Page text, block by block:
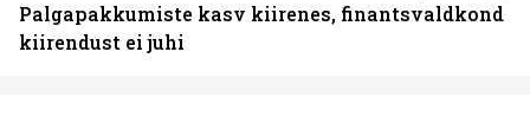
Palgapakkumiste kasv kiirenes, finantsvaldkond
kiirendust ei juhi